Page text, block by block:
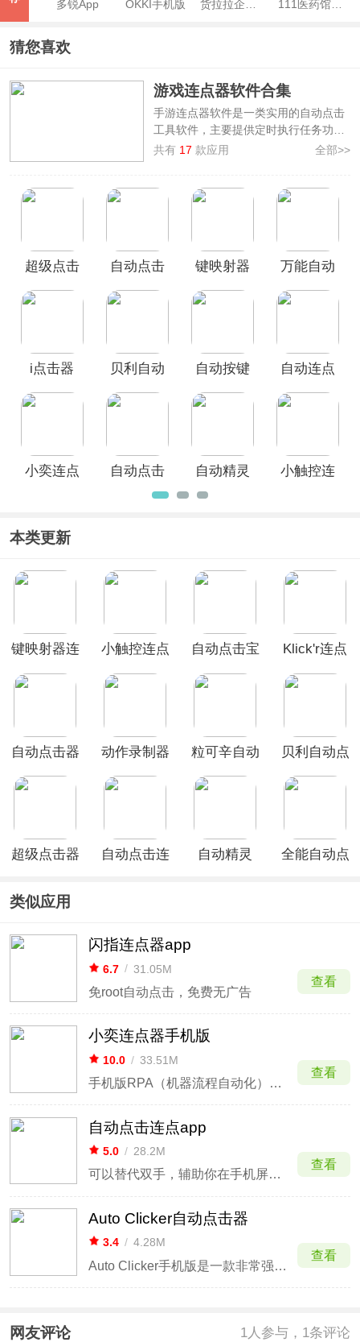
多锐App OKKI手机版
猜您喜欢
游戏连点器软件合集
手游连点器软件是一类实用的自动点击
工具软件，主要提供定时执行任务功
能，用户可用来实现自动收能量、一键
需手动点击非常的实用。
小触控连点器、自动连点器、小奕连点
器 等等，对此有需要的小伙伴可以来下
共有 17 款应用 全部>>
超级点击
自动点击
键映射器
万能自动
点器App
i点击器
贝利自动
自动按键
自动连点
小奕连点
自动点击
连点器App
自动精灵
小触控连
本类更新
键映射器连
Mapper)
小触控连点
自动点击宝
Klick'r连点
自动点击器
动作录制器
粒可辛自动
贝利自动点
超级点击器
自动点击连
自动精灵
全能自动点
类似应用
闪指连点器app
6.7 / 31.05M
免root自动点击，免费无广告
查看
小奕连点器手机版
10.0 / 33.51M
手机版RPA（机器流程自动化）软件
查看
自动点击连点app
5.0 / 28.2M
可以替代双手，辅助你在手机屏幕桌面点击
查看
Auto Clicker自动点击器
3.4 / 4.28M
Auto Clicker手机版是一款非常强大的手机自动点击器软件
查看
网友评论 1人参与，1条评论